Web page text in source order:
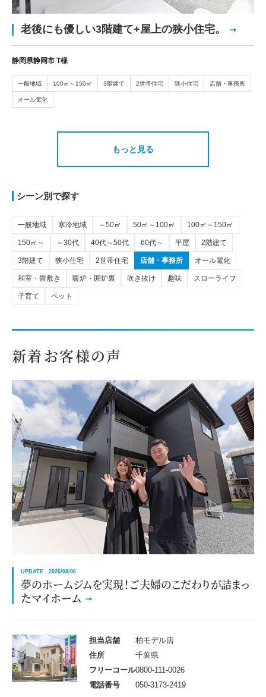
老後にも優しい3階建て+屋上の狭小住宅。
静岡県静岡市 T様
一般地域 100㎡～150㎡ 3階建て 2世帯住宅 狭小住宅 店舗・事務所
オール電化
もっと見る
シーン別で探す
一般地域 寒冷地域 ～50㎡ 50㎡～100㎡ 100㎡～150㎡
150㎡～ ～30代 40代～50代 60代～ 平屋 2階建て
3階建て 狭小住宅 2世帯住宅 店舗・事務所 オール電化
和室・畳敷き 暖炉・囲炉裏 吹き抜け 趣味 スローライフ
子育て ペット
新着お客様の声
UPDATE 2026/08/06
夢のホームジムを実現！ご夫婦のこだわりが詰まっ
たマイホーム
担当店舗
柏モデル店
住所
千葉県
フリーコール0800-111-0026
電話番号
050-3173-2419